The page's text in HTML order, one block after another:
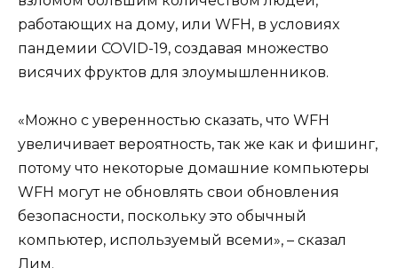
работающих на дому, или WFH, в условиях
пандемии COVID-19, создавая множество
висячих фруктов для злоумышленников.
«Можно с уверенностью сказать, что WFH
увеличивает вероятность, так же как и фишинг,
потому что некоторые домашние компьютеры
WFH могут не обновлять свои обновления
безопасности, поскольку это обычный
компьютер, используемый всеми», – сказал
Лим.